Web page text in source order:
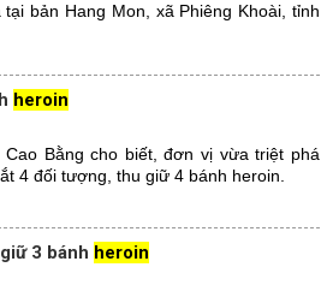
bản Hang Mon, xã Phiêng Khoài, tỉnh
heroin
Bằng cho biết, đơn vị vừa triệt phá
4 đối tượng, thu giữ 4 bánh heroin.
3 bánh heroin